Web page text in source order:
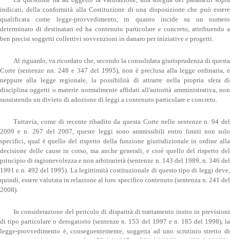
indicati, della conformità alla Costituzione di una disposizione che può essere
qualificata come legge-provvedimento, in quanto incide su un numero
determinato di destinatari ed ha contenuto particolare e concreto, attribuendo a
ben precisi soggetti collettivi sovvenzioni in danaro per iniziative e progetti.
Al riguardo, va ricordato che, secondo la consolidata giurisprudenza di questa
Corte (sentenze nn. 248 e 347 del 1995), non è preclusa alla legge ordinaria, e
neppure alla legge regionale, la possibilità di attrarre nella propria sfera di
disciplina oggetti o materie normalmente affidati all'autorità amministrativa, non
sussistendo un divieto di adozione di leggi a contenuto particolare e concreto.
Tuttavia, come di recente ribadito da questa Corte nelle sentenze n. 94 del
2009 e n. 267 del 2007, queste leggi sono ammissibili entro limiti non solo
specifici, qual è quello del rispetto della funzione giurisdizionale in ordine alla
decisione delle cause in corso, ma anche generali, e cioè quello del rispetto del
principio di ragionevolezza e non arbitrarietà (sentenze n. 143 del 1989, n. 346 del
1991 e n. 492 del 1995). La legittimità costituzionale di questo tipo di leggi deve,
quindi, essere valutata in relazione al loro specifico contenuto (sentenza n. 241 del
2008).
In considerazione del pericolo di disparità di trattamento insito in previsioni
di tipo particolare o derogatorio (sentenze n. 153 del 1997 e n. 185 del 1998), la
legge-provvedimento è, conseguentemente, soggetta ad uno scrutinio stretto di